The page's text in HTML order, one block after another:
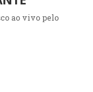
ao vivo pelo